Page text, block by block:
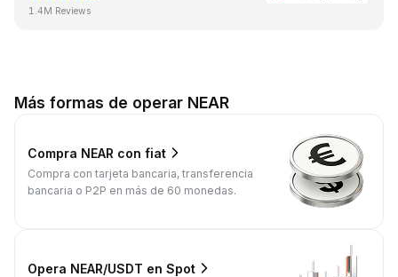
1.4M Reviews
Más formas de operar NEAR
Compra NEAR con fiat
Compra con tarjeta bancaria, transferencia
bancaria o P2P en más de 60 monedas.
Opera NEAR/USDT en Spot